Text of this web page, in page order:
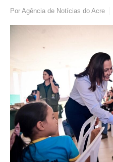
Por Agência de Notícias do Acre